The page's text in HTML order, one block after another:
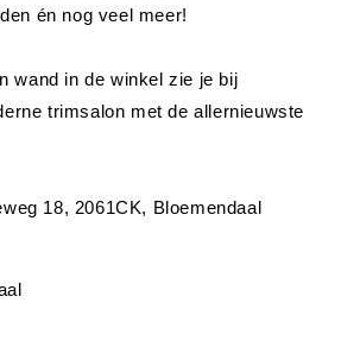
én nog veel meer!
wand in de winkel zie je bij
trimsalon met de allernieuwste
18, 2061CK, Bloemendaal